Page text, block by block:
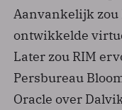
Aanvankelijk zou
ontwikkelde
Later zou RIM
Persbureau
Oracle over